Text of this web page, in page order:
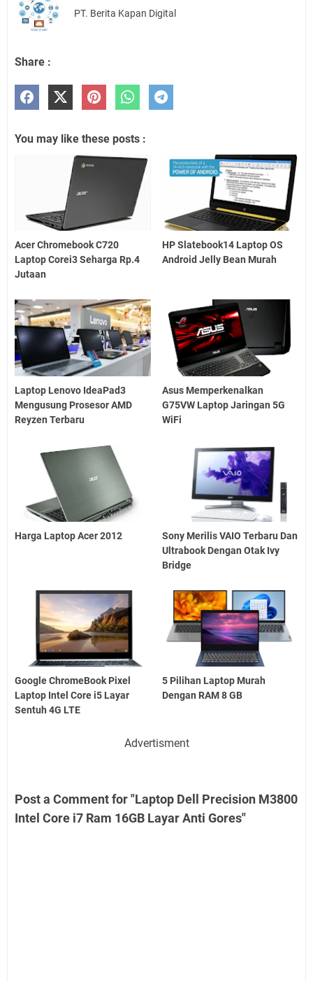
PT. Berita Kapan Digital
Share :
You may like these posts :
Acer Chromebook C720
Laptop Corei3 Seharga Rp.4
Jutaan
HP Slatebook14 Laptop OS
Android Jelly Bean Murah
Laptop Lenovo IdeaPad3
Mengusung Prosesor AMD
Reyzen Terbaru
Asus Memperkenalkan
G75VW Laptop Jaringan 5G
WiFi
Harga Laptop Acer 2012
Sony Merilis VAIO Terbaru Dan
Ultrabook Dengan Otak Ivy
Bridge
Google ChromeBook Pixel
Laptop Intel Core i5 Layar
Sentuh 4G LTE
5 Pilihan Laptop Murah
Dengan RAM 8 GB
Advertisment
Post a Comment for "Laptop Dell Precision M3800
Intel Core i7 Ram 16GB Layar Anti Gores"